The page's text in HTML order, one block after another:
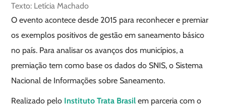
Texto: Letícia Machado
O evento acontece desde 2015 para reconhecer e premiar
os exemplos positivos de gestão em saneamento básico
no país. Para analisar os avanços dos municípios, a
premiação tem como base os dados do SNIS, o Sistema
Nacional de Informações sobre Saneamento.
Realizado pelo Instituto Trata Brasil em parceria com o